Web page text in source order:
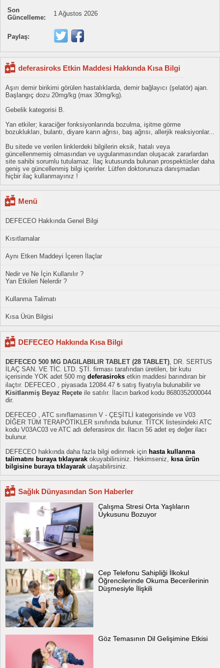
Son
Güncelleme:
1 Ağustos 2026
Paylaş:
deferasiroks Etkin Maddesi Hakkında Kısa Bilgi
Aşırı demir birikimi görülen hastalıklarda, demir bağlayıcı (şelatör) ajan.
Başlangıç dozu 20mg/kg (max 30mg/kg).
Gebelik kategorisi B.
Yan etkiler; karaciğer fonksiyonlarında bozulma, işitme görme
bozuklukları, bulantı, diyare karın ağrısı, baş ağrısı, allerjik reaksiyonlar...
Bu sitede ve verilen linklerdeki bilgilerin eksik, hatalı veya
güncellenmemiş olmasından ve uygulanmasından oluşacak zararlardan
site sahibi sorumlu tutulamaz. İlaç kutusunda bulunan prospektüsler daha
geniş ve güncellenmiş bilgi içerirler. Lütfen doktorunuza danışmadan
hiçbir ilaç kullanmayınız !
Menü
DEFECEO Hakkında Genel Bilgi
Kısıtlamalar
Aynı Etken Maddeyi İçeren İlaçlar
Nedir ve Ne İçin Kullanılır ?
Yan Etkileri Nelerdir ?
Kullanma Talimatı
Kısa Ürün Bilgisi
DEFECEO Hakkında Kısa Bilgi
DEFECEO 500 MG DAGILABILIR TABLET (28 TABLET), DR. SERTUS
İLAÇ SAN. VE TİC. LTD. ŞTİ. firması tarafından üretilen, bir kutu
içerisinde YOK adet 500 mg deferasiroks etkin maddesi barındıran bir
ilaçtır. DEFECEO , piyasada 12084.47 ₺ satış fiyatıyla bulunabilir ve
Kisitlanmiş Beyaz Reçete ile satılır. İlacın barkod kodu 8680352000044
dir.
DEFECEO , ATC sınıflamasının V - ÇEŞİTLİ kategorisinde ve V03
DİĞER TÜM TERAPÖTİKLER sınıfında bulunur. TİTCK listesindeki ATC
kodu V03AC03 ve ATC adı deferasirox dır. İlacın 56 adet eş değer ilacı
bulunur.
DEFECEO hakkında daha fazla bilgi edinmek için hasta kullanma
talimatını buraya tıklayarak okuyabilirsiniz. Hekimseniz, kısa ürün
bilgisine buraya tıklayarak ulaşabilirsiniz.
Sağlık Dünyasından Son Haberler
Çalışma Stresi Orta Yaşlıların
Uykusunu Bozuyor
Cep Telefonu Sahipliği İlkokul
Öğrencilerinde Okuma Becerilerinin
Düşmesiyle İlişkili
Göz Temasının Dil Gelişimine Etkisi